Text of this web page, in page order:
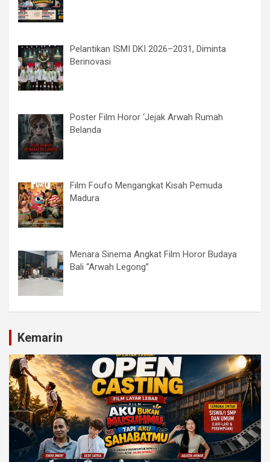
Pelantikan ISMI DKI 2026–2031, Diminta
Berinovasi
Poster Film Horor ‘Jejak Arwah Rumah
Belanda
Film Foufo Mengangkat Kisah Pemuda
Madura
Menara Sinema Angkat Film Horor Budaya
Bali “Arwah Legong”
Kemarin